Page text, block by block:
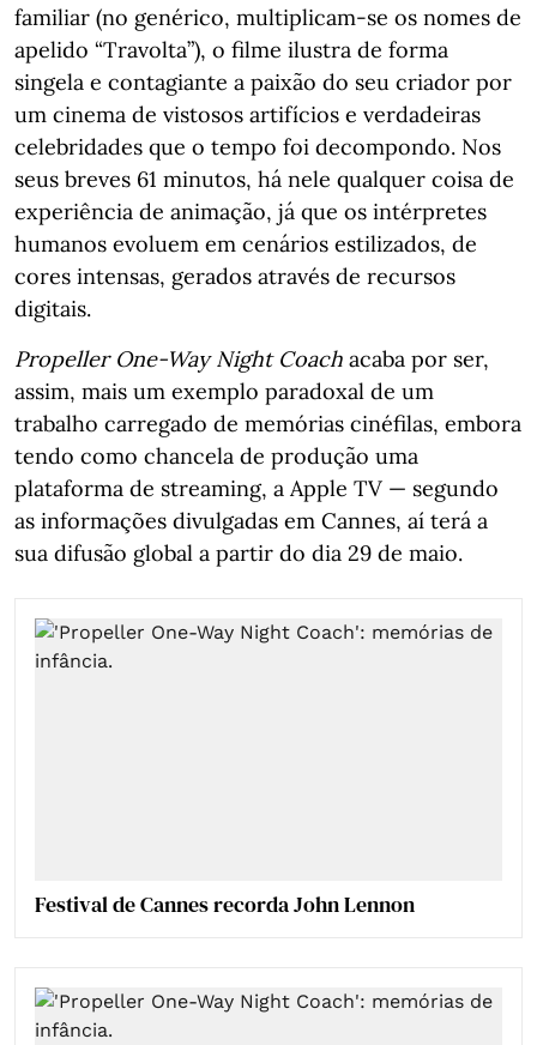
familiar (no genérico, multiplicam-se os nomes de
apelido “Travolta”), o filme ilustra de forma
singela e contagiante a paixão do seu criador por
um cinema de vistosos artifícios e verdadeiras
celebridades que o tempo foi decompondo. Nos
seus breves 61 minutos, há nele qualquer coisa de
experiência de animação, já que os intérpretes
humanos evoluem em cenários estilizados, de
cores intensas, gerados através de recursos
digitais.
Propeller One-Way Night Coach acaba por ser,
assim, mais um exemplo paradoxal de um
trabalho carregado de memórias cinéfilas, embora
tendo como chancela de produção uma
plataforma de streaming, a Apple TV — segundo
as informações divulgadas em Cannes, aí terá a
sua difusão global a partir do dia 29 de maio.
Festival de Cannes recorda John Lennon